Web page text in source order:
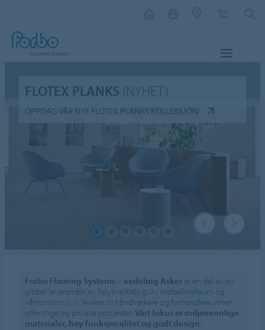
FLOTEX PLANKS (NYHET)
OPPDAG VÅR NYE FLOTEX PLANKS KOLLEKSJON
Forbo Flooring Systems – avdeling Asker er en del av en
global leverandør av høykvalitets gulv, møbellinoleum og
våtromsvinyl. Vi leverer til håndverkere og forhandlere innen
offentlige og private prosjekter.Vårt fokus er miljøvennlige
materialer, høy funksjonalitet og godt design.